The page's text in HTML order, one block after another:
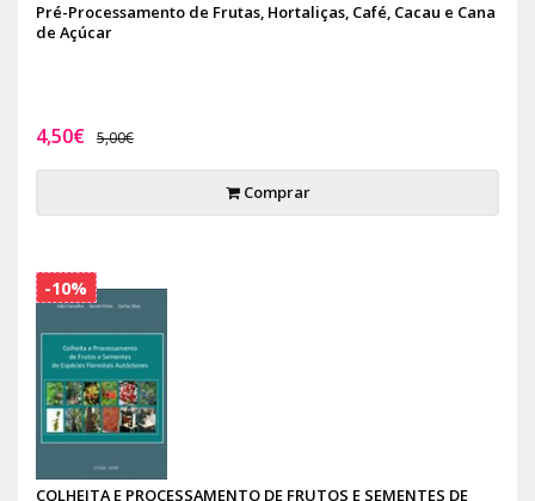
Pré-Processamento de Frutas, Hortaliças, Café, Cacau e Cana
de Açúcar
4,50€ 5,00€
Comprar
COLHEITA E PROCESSAMENTO DE FRUTOS E SEMENTES DE
-10%